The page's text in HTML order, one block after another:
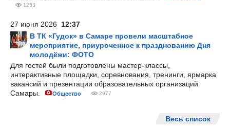
1253
27 июня 2026 12:37
В ТК «Гудок» в Самаре провели масштабное
мероприятие, приуроченное к празднованию Дня
молодёжи: ФОТО
Для гостей были подготовлены мастер-классы,
интерактивные площадки, соревнования, тренинги, ярмарка
вакансий и презентации образовательных организаций
Самары.
Общество 2977
Весь список